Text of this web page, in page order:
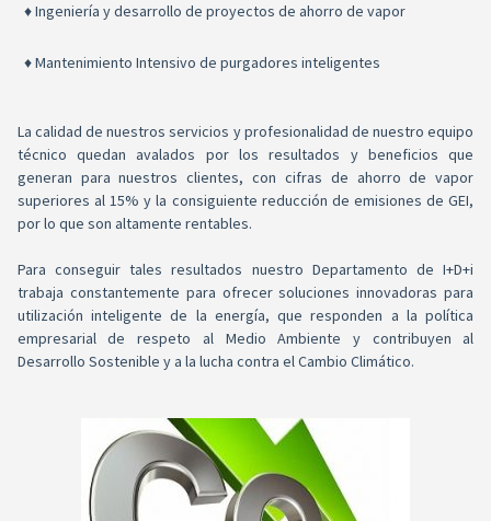
♦ Ingeniería y desarrollo de proyectos de ahorro de vapor
♦ Mantenimiento Intensivo de purgadores inteligentes
La calidad de nuestros servicios y profesionalidad de nuestro equipo
técnico quedan avalados por los resultados y beneficios que
generan para nuestros clientes, con cifras de ahorro de vapor
superiores al 15% y la consiguiente reducción de emisiones de GEI,
por lo que son altamente rentables.
Para conseguir tales resultados nuestro Departamento de I+D+i
trabaja constantemente para ofrecer soluciones innovadoras para
utilización inteligente de la energía, que responden a la política
empresarial de respeto al Medio Ambiente y contribuyen al
Desarrollo Sostenible y a la lucha contra el Cambio Climático.